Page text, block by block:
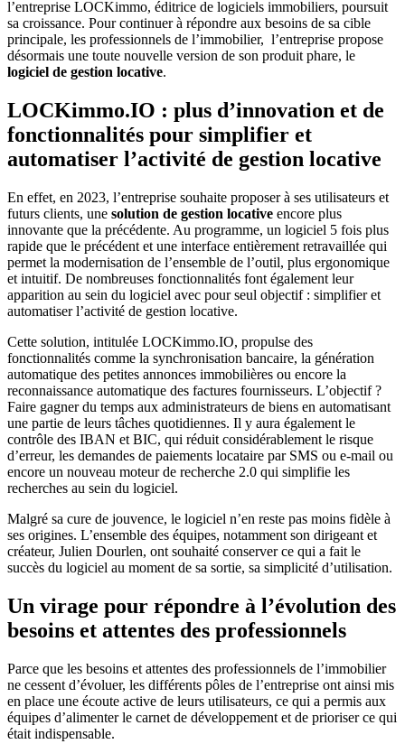
l’entreprise LOCKimmo, éditrice de logiciels immobiliers, poursuit
sa croissance. Pour continuer à répondre aux besoins de sa cible
principale, les professionnels de l’immobilier, l’entreprise propose
désormais une toute nouvelle version de son produit phare, le
logiciel de gestion locative.
LOCKimmo.IO : plus d’innovation et de
fonctionnalités pour simplifier et
automatiser l’activité de gestion locative
En effet, en 2023, l’entreprise souhaite proposer à ses utilisateurs et
futurs clients, une solution de gestion locative encore plus
innovante que la précédente. Au programme, un logiciel 5 fois plus
rapide que le précédent et une interface entièrement retravaillée qui
permet la modernisation de l’ensemble de l’outil, plus ergonomique
et intuitif. De nombreuses fonctionnalités font également leur
apparition au sein du logiciel avec pour seul objectif : simplifier et
automatiser l’activité de gestion locative.
Cette solution, intitulée LOCKimmo.IO, propulse des
fonctionnalités comme la synchronisation bancaire, la génération
automatique des petites annonces immobilières ou encore la
reconnaissance automatique des factures fournisseurs. L’objectif ?
Faire gagner du temps aux administrateurs de biens en automatisant
une partie de leurs tâches quotidiennes. Il y aura également le
contrôle des IBAN et BIC, qui réduit considérablement le risque
d’erreur, les demandes de paiements locataire par SMS ou e-mail ou
encore un nouveau moteur de recherche 2.0 qui simplifie les
recherches au sein du logiciel.
Malgré sa cure de jouvence, le logiciel n’en reste pas moins fidèle à
ses origines. L’ensemble des équipes, notamment son dirigeant et
créateur, Julien Dourlen, ont souhaité conserver ce qui a fait le
succès du logiciel au moment de sa sortie, sa simplicité d’utilisation.
Un virage pour répondre à l’évolution des
besoins et attentes des professionnels
Parce que les besoins et attentes des professionnels de l’immobilier
ne cessent d’évoluer, les différents pôles de l’entreprise ont ainsi mis
en place une écoute active de leurs utilisateurs, ce qui a permis aux
équipes d’alimenter le carnet de développement et de prioriser ce qui
était indispensable.